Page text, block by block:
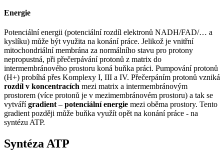
Energie
Potenciální energii (potenciální rozdíl elektronů NADH/FAD/… a
kyslíku) může být využita na konání práce. Jelikož je vnitřní
mitochondriální membrána za normálního stavu pro protony
nepropustná, při přečerpávání protonů z matrix do
intermembránového prostoru koná buňka práci. Pumpování protonů
(H+) probíhá přes Komplexy I, III a IV. Přečerpáním protonů vzniká
rozdíl v koncentracích mezi matrix a intermembránovým
prostorem (více protonů je v mezimembránovém prostoru) a tak se
vytvářígradient – potenciální energie mezi oběma prostory. Tento
gradient později může buňka využít opět na konání práce - na
syntézu ATP.
Syntéza ATP